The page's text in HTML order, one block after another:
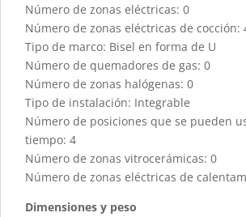
Número de zonas eléctricas: 0
Número de zonas eléctricas de cocción:
Tipo de marco: Bisel en forma de U
Número de quemadores de gas: 0
Número de zonas halógenas: 0
Tipo de instalación: Integrable
Número de posiciones que se pueden
tiempo: 4
Número de zonas vitrocerámicas: 0
Número de zonas eléctricas de
Dimensiones y peso